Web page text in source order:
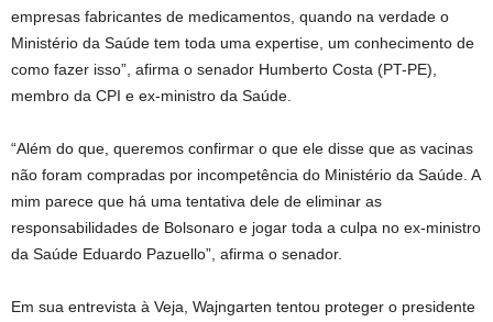
empresas fabricantes de medicamentos, quando na verdade o
Ministério da Saúde tem toda uma expertise, um conhecimento de
como fazer isso”, afirma o senador Humberto Costa (PT-PE),
membro da CPI e ex-ministro da Saúde.
“Além do que, queremos confirmar o que ele disse que as vacinas
não foram compradas por incompetência do Ministério da Saúde. A
mim parece que há uma tentativa dele de eliminar as
responsabilidades de Bolsonaro e jogar toda a culpa no ex-ministro
da Saúde Eduardo Pazuello”, afirma o senador.
Em sua entrevista à Veja, Wajngarten tentou proteger o presidente